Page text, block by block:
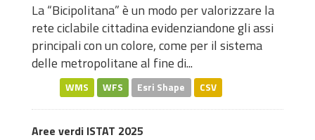
La “Bicipolitana” è un modo per valorizzare la
rete ciclabile cittadina evidenziandone gli assi
principali con un colore, come per il sistema
delle metropolitane al fine di...
WMS WFS Esri Shape CSV
Aree verdi ISTAT 2025